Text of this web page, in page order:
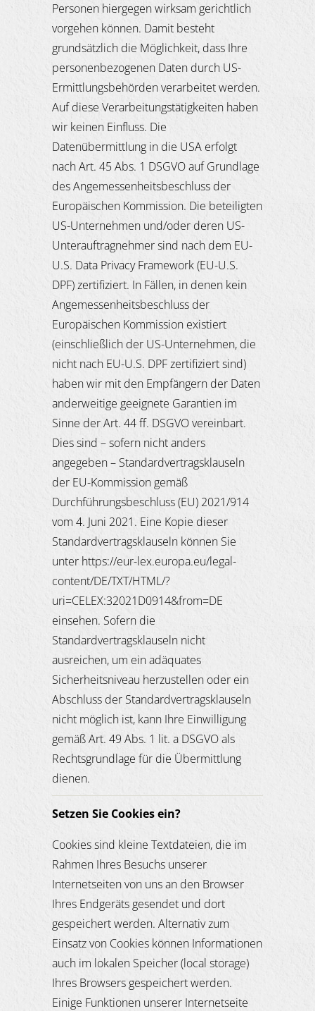
Personen hiergegen wirksam gerichtlich
vorgehen können. Damit besteht
grundsätzlich die Möglichkeit, dass Ihre
personenbezogenen Daten durch US-
Ermittlungsbehörden verarbeitet werden.
Auf diese Verarbeitungstätigkeiten haben
wir keinen Einfluss. Die
Datenübermittlung in die USA erfolgt
nach Art. 45 Abs. 1 DSGVO auf Grundlage
des Angemessenheitsbeschluss der
Europäischen Kommission. Die beteiligten
US-Unternehmen und/oder deren US-
Unterauftragnehmer sind nach dem EU-
U.S. Data Privacy Framework (EU-U.S.
DPF) zertifiziert. In Fällen, in denen kein
Angemessenheitsbeschluss der
Europäischen Kommission existiert
(einschließlich der US-Unternehmen, die
nicht nach EU-U.S. DPF zertifiziert sind)
haben wir mit den Empfängern der Daten
anderweitige geeignete Garantien im
Sinne der Art. 44 ff. DSGVO vereinbart.
Dies sind – sofern nicht anders
angegeben – Standardvertragsklauseln
der EU-Kommission gemäß
Durchführungsbeschluss (EU) 2021/914
vom 4. Juni 2021. Eine Kopie dieser
Standardvertragsklauseln können Sie
unter https://eur-lex.europa.eu/legal-
content/DE/TXT/HTML/?
uri=CELEX:32021D0914&from=DE
einsehen. Sofern die
Standardvertragsklauseln nicht
ausreichen, um ein adäquates
Sicherheitsniveau herzustellen oder ein
Abschluss der Standardvertragsklauseln
nicht möglich ist, kann Ihre Einwilligung
gemäß Art. 49 Abs. 1 lit. a DSGVO als
Rechtsgrundlage für die Übermittlung
dienen.
Setzen Sie Cookies ein?
Cookies sind kleine Textdateien, die im
Rahmen Ihres Besuchs unserer
Internetseiten von uns an den Browser
Ihres Endgeräts gesendet und dort
gespeichert werden. Alternativ zum
Einsatz von Cookies können Informationen
auch im lokalen Speicher (local storage)
Ihres Browsers gespeichert werden.
Einige Funktionen unserer Internetseite